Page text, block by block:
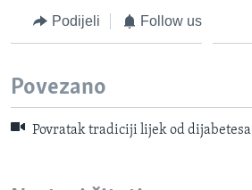
Podijeli Follow us
Povezano
Povratak tradiciji lijek od dijabetesa